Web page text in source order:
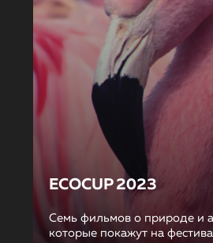
ECOCUP 2023
Семь фильмов о природе и
которые покажут на